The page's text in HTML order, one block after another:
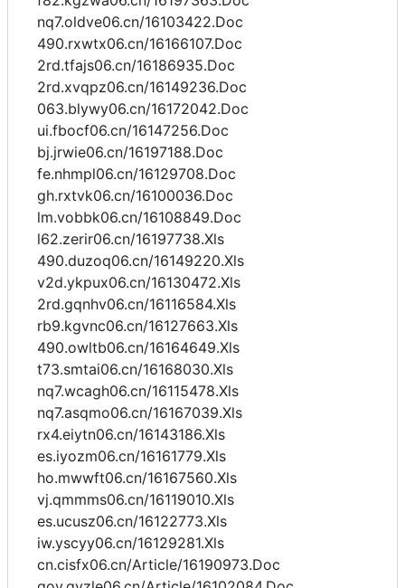
nq7.oldve06.cn/16103422.Doc
490.rxwtx06.cn/16166107.Doc
2rd.tfajs06.cn/16186935.Doc
2rd.xvqpz06.cn/16149236.Doc
063.blywy06.cn/16172042.Doc
ui.fbocf06.cn/16147256.Doc
bj.jrwie06.cn/16197188.Doc
fe.nhmpl06.cn/16129708.Doc
gh.rxtvk06.cn/16100036.Doc
lm.vobbk06.cn/16108849.Doc
l62.zerir06.cn/16197738.Xls
490.duzoq06.cn/16149220.Xls
v2d.ykpux06.cn/16130472.Xls
2rd.gqnhv06.cn/16116584.Xls
rb9.kgvnc06.cn/16127663.Xls
490.owltb06.cn/16164649.Xls
t73.smtai06.cn/16168030.Xls
nq7.wcagh06.cn/16115478.Xls
nq7.asqmo06.cn/16167039.Xls
rx4.eiytn06.cn/16143186.Xls
es.iyozm06.cn/16161779.Xls
ho.mwwft06.cn/16167560.Xls
vj.qmmms06.cn/16119010.Xls
es.ucusz06.cn/16122773.Xls
iw.yscyy06.cn/16129281.Xls
cn.cisfx06.cn/Article/16190973.Doc